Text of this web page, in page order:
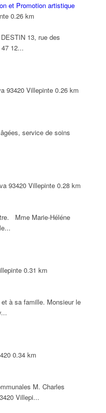
et Promotion artistique
0.26 km
13, rue des
12...
93420 Villepinte 0.26 km
service de soins
93420 Villepinte 0.28 km
Mme Marie-Héléne
0.31 km
à sa famille. Monsieur le
0.34 km
M. Charles
Villepi...